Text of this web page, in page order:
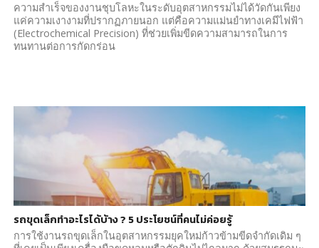
ความสำเร็จของงานชุบโลหะในระดับอุตสาหกรรมไม่ได้วัดกันเพียง
แค่ความเงางามที่ปรากฏภายนอก แต่คือความแม่นยำทางเคมีไฟฟ้า
(Electrochemical Precision) ที่ช่วยเพิ่มขีดความสามารถในการ
ทนทานต่อการกัดกร่อน
รถขุดเล็กทำอะไรได้บ้าง ? 5 ประโยชน์ที่คนไม่ค่อยรู้
การใช้งานรถขุดเล็กในอุตสาหกรรมยุคใหม่ก้าวข้ามขีดจำกัดเดิม ๆ